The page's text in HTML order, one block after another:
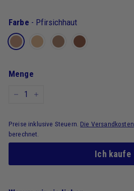
Farbe - Pfirsichhaut
Menge
Preise inklusive Steuern. Die Versandkosten
berechnet.
Ich kaufe